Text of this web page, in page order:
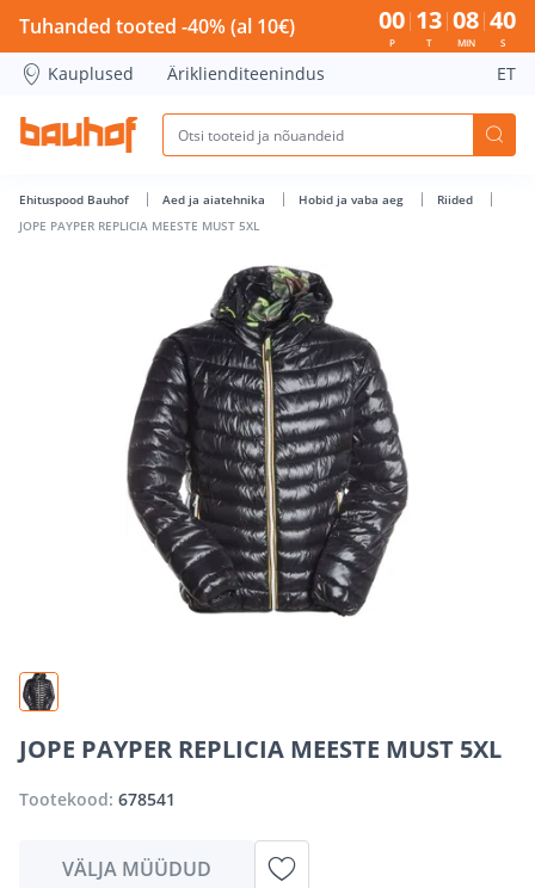
JOPE PAYPER REPLICIA MEESTE MUST 5XL - Bauhof has
Tuhanded tooted -40% (al 10€) 00
P
13
T
08
MIN
40
S
Kauplused Äriklienditeenindus ET
Ehituspood Bauhof Aed ja aiatehnika Hobid ja vaba aeg
Riided
JOPE PAYPER REPLICIA MEESTE MUST 5XL
JOPE PAYPER REPLICIA MEESTE MUST 5XL
Tootekood: 678541
VÄLJA MÜÜDUD